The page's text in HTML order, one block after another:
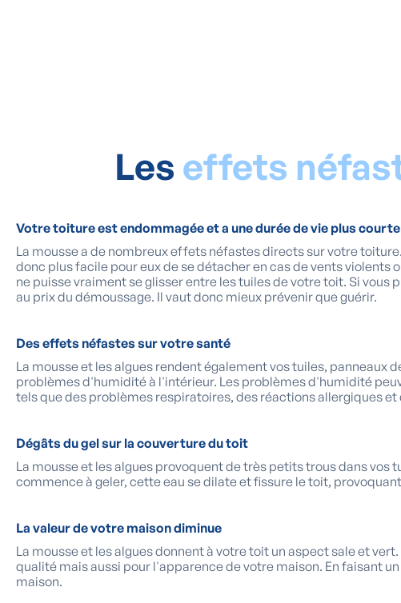
Les effets
Votre toiture est endommagée et a une durée de vie plus courte
La mousse a de nombreux effets néfastes directs sur votre
donc plus facile pour eux de se détacher en cas de vents
ne puisse vraiment se glisser entre les tuiles de votre toit. Si
au prix du démoussage. Il vaut donc mieux prévenir que guérir.
Des effets néfastes sur votre santé
La mousse et les algues rendent également vos tuiles,
problèmes d'humidité à l'intérieur. Les problèmes d'humidité
tels que des problèmes respiratoires, des réactions allergiques
Dégâts du gel sur la couverture du toit
La mousse et les algues provoquent de très petits trous dans
commence à geler, cette eau se dilate et fissure le toit,
La valeur de votre maison diminue
La mousse et les algues donnent à votre toit un aspect sale et
qualité mais aussi pour l'apparence de votre maison. En faisant
maison.